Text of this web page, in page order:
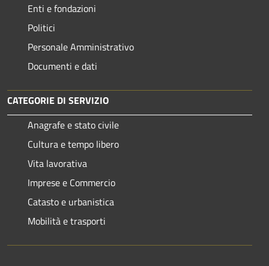
Enti e fondazioni
Politici
Personale Amministrativo
Documenti e dati
CATEGORIE DI SERVIZIO
Anagrafe e stato civile
Cultura e tempo libero
Vita lavorativa
Imprese e Commercio
Catasto e urbanistica
Mobilità e trasporti